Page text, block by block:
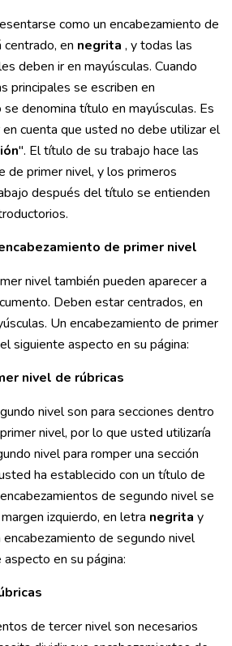
como un encabezamiento de
en negrita , y todas las
deben ir en mayúsculas. Cuando
principales se escriben en
denomina título en mayúsculas. Es
cuenta que usted no debe utilizar el
". El título de su trabajo hace las
de primer nivel, y los primeros
después del título se entienden
de primer nivel
nivel también pueden aparecer a
Deben estar centrados, en
Un encabezamiento de primer
siguiente aspecto en su página:
nivel de rúbricas
nivel son para secciones dentro
nivel, por lo que usted utilizaría
nivel para romper una sección
ha establecido con un título de
de segundo nivel se
izquierdo, en letra negrita y
de segundo nivel
en su página:
de tercer nivel son necesarios